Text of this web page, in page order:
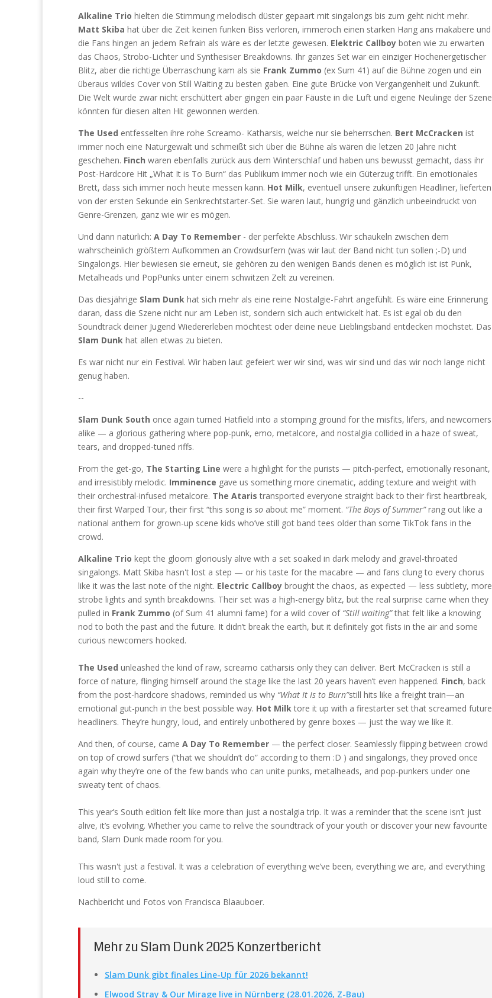
Alkaline Trio hielten die Stimmung melodisch düster gepaart mit singalongs bis zum geht nicht mehr.
Matt Skiba hat über die Zeit keinen funken Biss verloren, immeroch einen starken Hang ans makabere und
die Fans hingen an jedem Refrain als wäre es der letzte gewesen. Elektric Callboy boten wie zu erwarten
das Chaos, Strobo-Lichter und Synthesiser Breakdowns. Ihr ganzes Set war ein einziger Hochenergetischer
Blitz, aber die richtige Überraschung kam als sie Frank Zummo (ex Sum 41) auf die Bühne zogen und ein
überaus wildes Cover von Still Waiting zu besten gaben. Eine gute Brücke von Vergangenheit und Zukunft.
Die Welt wurde zwar nicht erschüttert aber gingen ein paar Fäuste in die Luft und eigene Neulinge der Szene
könnten für diesen alten Hit gewonnen werden.
The Used entfesselten ihre rohe Screamo- Katharsis, welche nur sie beherrschen. Bert McCracken ist
immer noch eine Naturgewalt und schmeißt sich über die Bühne als wären die letzen 20 Jahre nicht
geschehen. Finch waren ebenfalls zurück aus dem Winterschlaf und haben uns bewusst gemacht, dass ihr
Post-Hardcore Hit „What It is To Burn“ das Publikum immer noch wie ein Güterzug trifft. Ein emotionales
Brett, dass sich immer noch heute messen kann. Hot Milk, eventuell unsere zukünftigen Headliner, lieferten
von der ersten Sekunde ein Senkrechtstarter-Set. Sie waren laut, hungrig und gänzlich unbeeindruckt von
Genre-Grenzen, ganz wie wir es mögen.
Und dann natürlich: A Day To Remember - der perfekte Abschluss. Wir schaukeln zwischen dem
wahrscheinlich größtem Aufkommen an Crowdsurfern (was wir laut der Band nicht tun sollen ;-D) und
Singalongs. Hier bewiesen sie erneut, sie gehören zu den wenigen Bands denen es möglich ist ist Punk,
Metalheads und PopPunks unter einem schwitzen Zelt zu vereinen.
Das diesjährige Slam Dunk hat sich mehr als eine reine Nostalgie-Fahrt angefühlt. Es wäre eine Erinnerung
daran, dass die Szene nicht nur am Leben ist, sondern sich auch entwickelt hat. Es ist egal ob du den
Soundtrack deiner Jugend Wiedererleben möchtest oder deine neue Lieblingsband entdecken möchstet. Das
Slam Dunk hat allen etwas zu bieten.
Es war nicht nur ein Festival. Wir haben laut gefeiert wer wir sind, was wir sind und das wir noch lange nicht
genug haben.
--
Slam Dunk South once again turned Hatfield into a stomping ground for the misfits, lifers, and newcomers
alike — a glorious gathering where pop-punk, emo, metalcore, and nostalgia collided in a haze of sweat,
tears, and dropped-tuned riffs.
From the get-go, The Starting Line were a highlight for the purists — pitch-perfect, emotionally resonant,
and irresistibly melodic. Imminence gave us something more cinematic, adding texture and weight with
their orchestral-infused metalcore. The Ataris transported everyone straight back to their first heartbreak,
their first Warped Tour, their first “this song is so about me” moment. “The Boys of Summer”rang out like a
national anthem for grown-up scene kids who’ve still got band tees older than some TikTok fans in the
crowd.
Alkaline Trio kept the gloom gloriously alive with a set soaked in dark melody and gravel-throated
singalongs. Matt Skiba hasn't lost a step — or his taste for the macabre — and fans clung to every chorus
like it was the last note of the night. Electric Callboy brought the chaos, as expected — less subtlety, more
strobe lights and synth breakdowns. Their set was a high-energy blitz, but the real surprise came when they
pulled in Frank Zummo (of Sum 41 alumni fame) for a wild cover of “Still waiting”that felt like a knowing
nod to both the past and the future. It didn’t break the earth, but it definitely got fists in the air and some
curious newcomers hooked.
The Used unleashed the kind of raw, screamo catharsis only they can deliver. Bert McCracken is still a
force of nature, flinging himself around the stage like the last 20 years haven’t even happened. Finch, back
from the post-hardcore shadows, reminded us why “What It Is to Burn”still hits like a freight train—an
emotional gut-punch in the best possible way. Hot Milktore it up with a firestarter set that screamed future
headliners. They’re hungry, loud, and entirely unbothered by genre boxes — just the way we like it.
And then, of course, came A Day To Remember — the perfect closer. Seamlessly flipping between crowd
on top of crowd surfers (“that we shouldn’t do” according to them :D ) and singalongs, they proved once
again why they’re one of the few bands who can unite punks, metalheads, and pop-punkers under one
sweaty tent of chaos.
This year’s South edition felt like more than just a nostalgia trip. It was a reminder that the scene isn’t just
alive, it’s evolving. Whether you came to relive the soundtrack of your youth or discover your new favourite
band, Slam Dunk made room for you.
This wasn't just a festival. It was a celebration of everything we’ve been, everything we are, and everything
loud still to come.
Nachbericht und Fotos von Francisca Blaauboer.
Mehr zu Slam Dunk 2025 Konzertbericht
Slam Dunk gibt finales Line-Up für 2026 bekannt!
Elwood Stray & Our Mirage live in Nürnberg (28.01.2026, Z-Bau)